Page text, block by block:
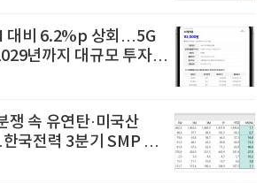
대비 6.2%p 상회…5G
년까지 대규모 투자
쟁 속 유연탄·미국산
국전력 3분기 SMP 상